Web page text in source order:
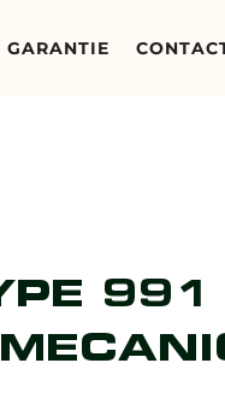
GARANTIE
991